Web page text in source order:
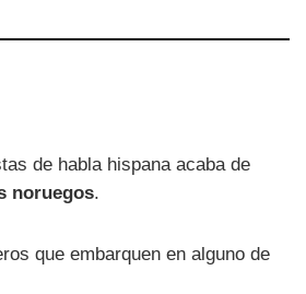
de habla hispana acaba de
noruegos.
que embarquen en alguno de